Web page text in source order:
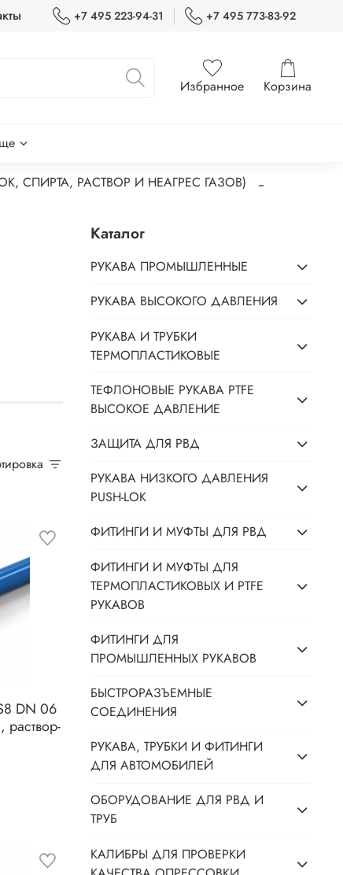
+7 495 223-94-31 +7 495 773-83-92
Избранное Корзина
СПИРТА, РАСТВОР И НЕАГРЕС ГАЗОВ)
DN 06
раствор-
Каталог
РУКАВА ПРОМЫШЛЕННЫЕ
РУКАВА ВЫСОКОГО ДАВЛЕНИЯ
РУКАВА И ТРУБКИ
ТЕРМОПЛАСТИКОВЫЕ
ТЕФЛОНОВЫЕ РУКАВА PTFE
ВЫСОКОЕ ДАВЛЕНИЕ
ЗАЩИТА ДЛЯ РВД
РУКАВА НИЗКОГО ДАВЛЕНИЯ
PUSH-LOK
ФИТИНГИ И МУФТЫ ДЛЯ РВД
ФИТИНГИ И МУФТЫ ДЛЯ
ТЕРМОПЛАСТИКОВЫХ И PTFE
РУКАВОВ
ФИТИНГИ ДЛЯ
ПРОМЫШЛЕННЫХ РУКАВОВ
БЫСТРОРАЗЪЕМНЫЕ
СОЕДИНЕНИЯ
РУКАВА, ТРУБКИ И ФИТИНГИ
ДЛЯ АВТОМОБИЛЕЙ
ОБОРУДОВАНИЕ ДЛЯ РВД И
ТРУБ
КАЛИБРЫ ДЛЯ ПРОВЕРКИ